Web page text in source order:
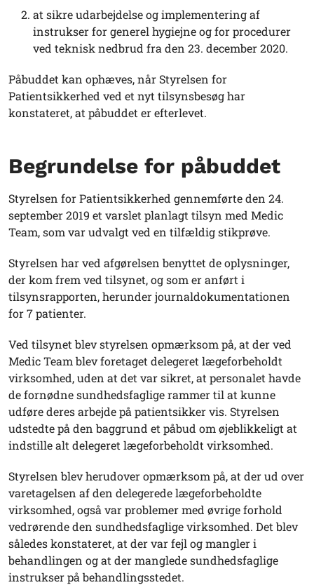
at sikre udarbejdelse og implementering af
instrukser for generel hygiejne og for procedurer
ved teknisk nedbrud fra den 23. december 2020.
Påbuddet kan ophæves, når Styrelsen for
Patientsikkerhed ved et nyt tilsynsbesøg har
konstateret, at påbuddet er efterlevet.
Begrundelse for påbuddet
Styrelsen for Patientsikkerhed gennemførte den 24.
september 2019 et varslet planlagt tilsyn med Medic
Team, som var udvalgt ved en tilfældig stikprøve.
Styrelsen har ved afgørelsen benyttet de oplysninger,
der kom frem ved tilsynet, og som er anført i
tilsynsrapporten, herunder journaldokumentationen
for 7 patienter.
Ved tilsynet blev styrelsen opmærksom på, at der ved
Medic Team blev foretaget delegeret lægeforbeholdt
virksomhed, uden at det var sikret, at personalet havde
de fornødne sundhedsfaglige rammer til at kunne
udføre deres arbejde på patientsikker vis. Styrelsen
udstedte på den baggrund et påbud om øjeblikkeligt at
indstille alt delegeret lægeforbeholdt virksomhed.
Styrelsen blev herudover opmærksom på, at der ud over
varetagelsen af den delegerede lægeforbeholdte
virksomhed, også var problemer med øvrige forhold
vedrørende den sundhedsfaglige virksomhed. Det blev
således konstateret, at der var fejl og mangler i
behandlingen og at der manglede sundhedsfaglige
instrukser på behandlingsstedet.